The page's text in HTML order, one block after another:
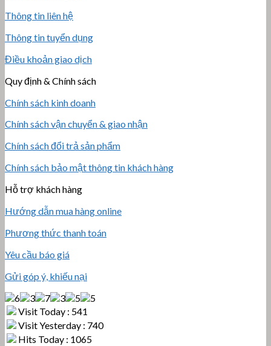
Thông tin liên hệ
Thông tin tuyển dụng
Điều khoản giao dịch
Quy định & Chính sách
Chính sách kinh doanh
Chính sách vận chuyển & giao nhận
Chính sách đổi trả sản phẩm
Chính sách bảo mật thông tin khách hàng
Hỗ trợ khách hàng
Hướng dẫn mua hàng online
Phương thức thanh toán
Yêu cầu báo giá
Gửi góp ý, khiếu nại
Visit Today : 541
Visit Yesterday : 740
Hits Today : 1065